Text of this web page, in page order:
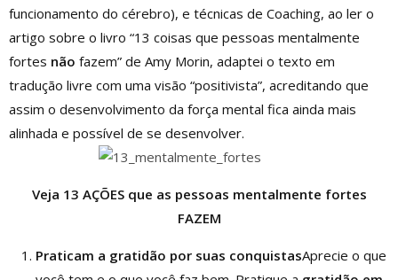
funcionamento do cérebro), e técnicas de Coaching, ao ler o
artigo sobre o livro “13 coisas que pessoas mentalmente
fortes não fazem” de Amy Morin, adaptei o texto em
tradução livre com uma visão “positivista”, acreditando que
assim o desenvolvimento da força mental fica ainda mais
alinhada e possível de se desenvolver.
Veja 13 AÇÕES que as pessoas mentalmente fortes
FAZEM
Praticam a gratidão por suas conquistasAprecie o que